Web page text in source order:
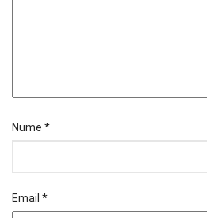
Nume *
Email *